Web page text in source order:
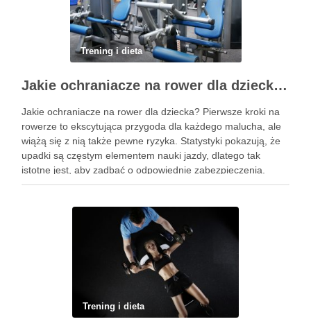
Trening i dieta
Jakie ochraniacze na rower dla dziecka wybrać? Praktyczny poradnik
Jakie ochraniacze na rower dla dziecka? Pierwsze kroki na
rowerze to ekscytująca przygoda dla każdego malucha, ale
wiążą się z nią także pewne ryzyka. Statystyki pokazują, że
upadki są częstym elementem nauki jazdy, dlatego tak
istotne jest, aby zadbać o odpowiednie zabezpieczenia.
Ochraniacze na rower dla dzieci stanowią kluczowy element
Trening i dieta